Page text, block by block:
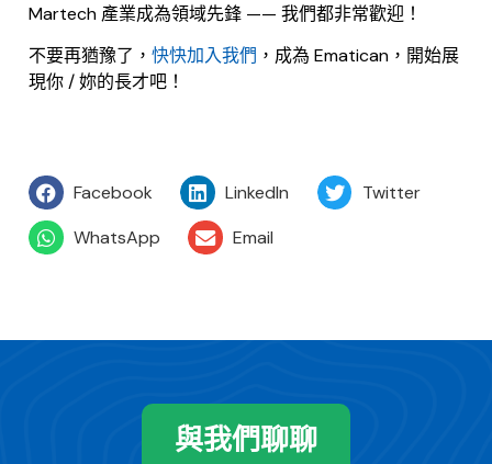
Martech 產業成為領域先鋒 —— 我們都非常歡迎！
不要再猶豫了， 快快加入我們 ，成為 Ematican，開始展
現你 / 妳的長才吧！
Facebook LinkedIn
Twitter
WhatsApp
Email
與我們聊聊